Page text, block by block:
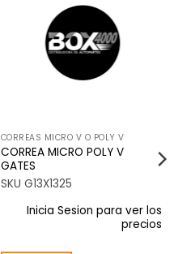
deseos
CORREAS MICRO V O POLY V
CORREA MICRO POLY V
GATES
SKU G13X1325
Inicia Sesion para ver los
precios